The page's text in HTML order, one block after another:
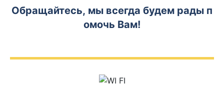
Обращайтесь, мы всегда будем рады п
омочь Вам!